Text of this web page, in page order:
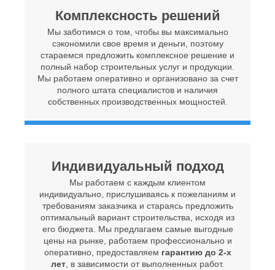
Комплексность решений
Мы заботимся о том, чтобы вы максимально
сэкономили свое время и деньги, поэтому
стараемся предложить комплексное решение и
полный набор строительных услуг и продукции.
Мы работаем оперативно и организовано за счет
полного штата специалистов и наличия
собственных производственных мощностей.
Индивидуальный подход
Мы работаем с каждым клиентом
индивидуально, прислушиваясь к пожеланиям и
требованиям заказчика и стараясь предложить
оптимальный вариант строительства, исходя из
его бюджета. Мы предлагаем самые выгодные
цены на рынке, работаем профессионально и
оперативно, предоставляем гарантию до 2-х
лет , в зависимости от выполненных работ.